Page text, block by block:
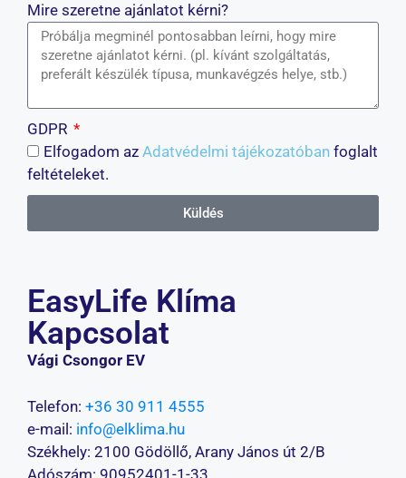
Mire szeretne ajánlatot kérni?
GDPR
Elfogadom az Adatvédelmi tájékozatóban foglalt
feltételeket.
Küldés
EasyLife Klíma
Kapcsolat
Vági Csongor EV
Telefon: +36 30 911 4555
e-mail: info@elklima.hu
Székhely: 2100 Gödöllő, Arany János út 2/B
Adószám: 90952401-1-33